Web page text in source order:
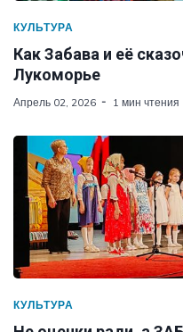
КУЛЬТУРА
Как Забава и её
Лукоморье
Апрель 02, 2026 1 мин чтения
КУЛЬТУРА